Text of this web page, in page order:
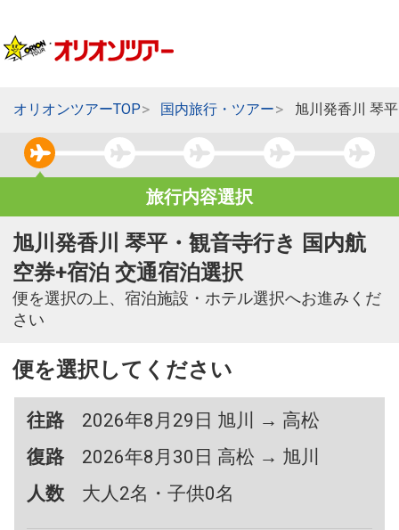
オリオンツアーTOP 国内旅行・ツアー 旭川発香川 琴
旅行内容選択
旭川発香川 琴平・観音寺行き 国内航
空券+宿泊 交通宿泊選択
便を選択の上、宿泊施設・ホテル選択へお進みくだ
さい
便を選択してください
往路
2026年8月29日 旭川 → 高松
復路
2026年8月30日 高松 → 旭川
人数
大人2名・子供0名